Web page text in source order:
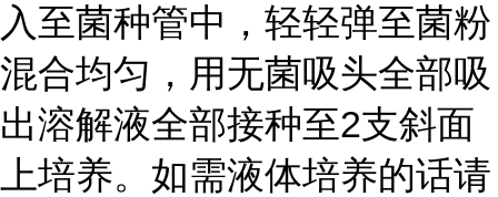
入至菌种管中，轻轻弹至菌粉
混合均匀，用无菌吸头全部吸
出溶解液全部接种至2支斜面
上培养。如需液体培养的话请